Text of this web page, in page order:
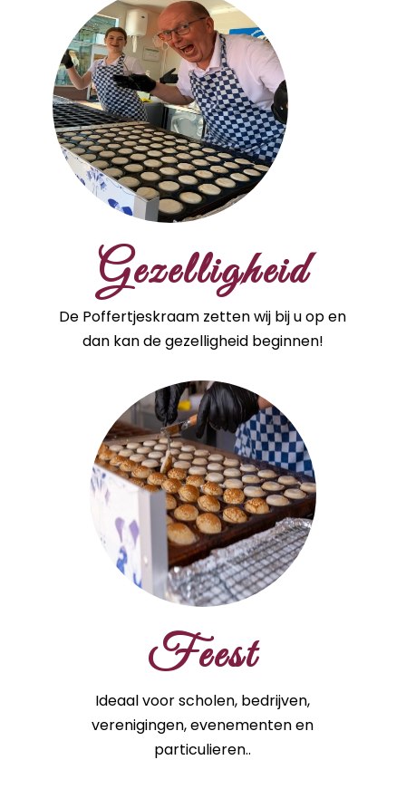
Gezelligheid
De Poffertjeskraam zetten wij bij u op en
dan kan de gezelligheid beginnen!
Feest
Ideaal voor scholen, bedrijven,
verenigingen, evenementen en
particulieren..